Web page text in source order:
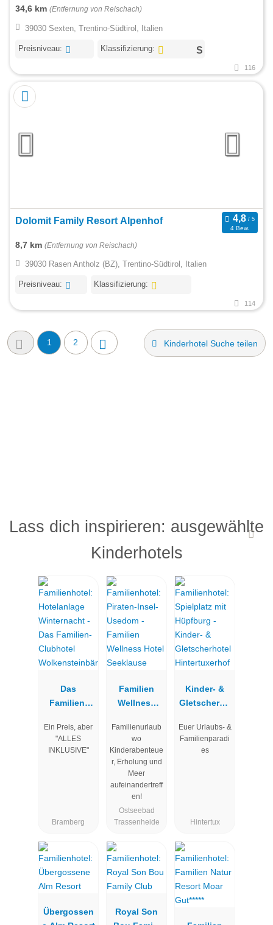
34,6 km (Entfernung von Reischach)
39030 Sexten, Trentino-Südtirol, Italien
Preisniveau: Klassifizierung:
116
Dolomit Family Resort Alpenhof
4 Bew.
8,7 km (Entfernung von Reischach)
39030 Rasen Antholz (BZ), Trentino-Südtirol, Italien
Preisniveau: Klassifizierung:
114
1 2 Kinderhotel Suche teilen
Lass dich inspirieren: ausgewählte
Kinderhotels
Das
Familien-
Wolkenstein
Ein Preis, aber
"ALLES
INKLUSIVE"
Bramberg
Familien
Wellness
Seeklause
Familienurlaub
wo
Kinderabenteue
r, Erholung und
Meer
aufeinandertreff
en!
Ostseebad
Trassenheide
Kinder- &
Gletscherho
Hintertuxerh
of
Euer Urlaubs- &
Familienparadi
es
Hintertux
Übergossen
Royal Son